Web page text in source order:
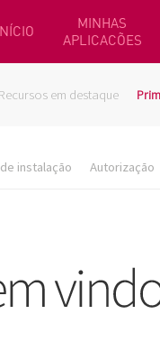
MINHAS
APLICACÕES
Recursos em destaque
instalação Autorização